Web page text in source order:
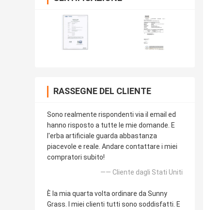
RASSEGNE DEL CLIENTE
Sono realmente rispondenti via il email ed
hanno risposto a tutte le mie domande. E
l'erba artificiale guarda abbastanza
piacevole e reale. Andare contattare i miei
compratori subito!
—— Cliente dagli Stati Uniti
È la mia quarta volta ordinare da Sunny
Grass. I miei clienti tutti sono soddisfatti. E